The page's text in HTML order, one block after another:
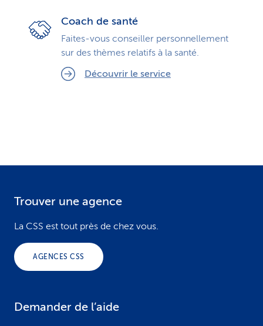
Coach de santé
Faites-vous conseiller personnellement
sur des thèmes relatifs à la santé.
Découvrir le service
Trouver une agence
La CSS est tout près de chez vous.
AGENCES CSS
Demander de l’aide